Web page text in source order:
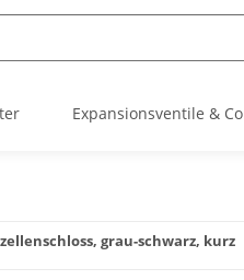
Expansionsventile & Co
grau-schwarz, kurz